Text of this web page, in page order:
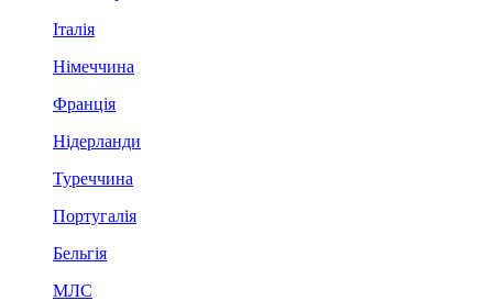
Італія
Німеччина
Франція
Нідерланди
Туреччина
Португалія
Бельгія
МЛС